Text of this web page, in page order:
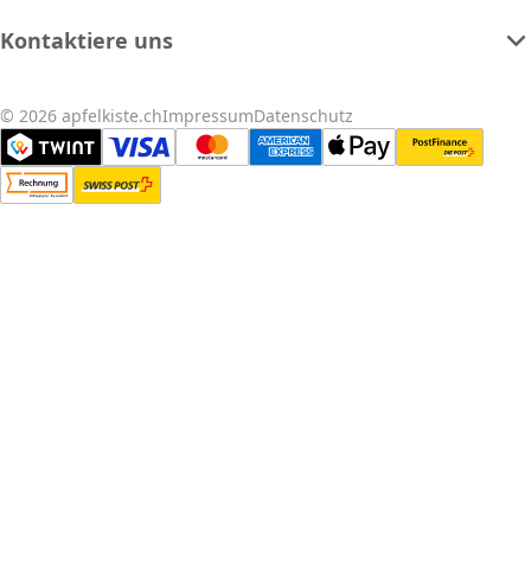
Kontaktiere uns
© 2026 apfelkiste.chImpressumDatenschutz